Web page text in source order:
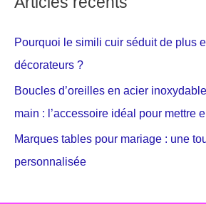
Pourquoi le simili cuir séduit de plus
décorateurs ?
Boucles d’oreilles en acier
main : l’accessoire idéal pour mettre
Marques tables pour mariage : une
personnalisée